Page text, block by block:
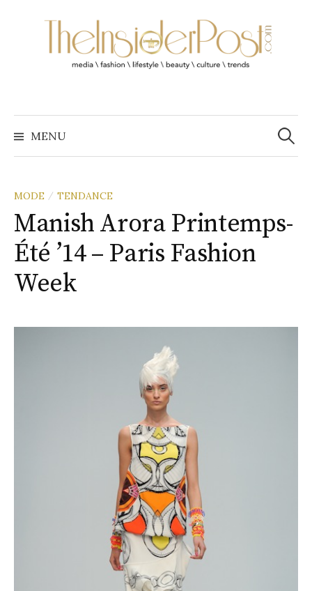
c
o
t
e
n
u
MENU
R
e
c
MODE / TENDANCE
Manish Arora Printemps-
Été ’14 – Paris Fashion
Week